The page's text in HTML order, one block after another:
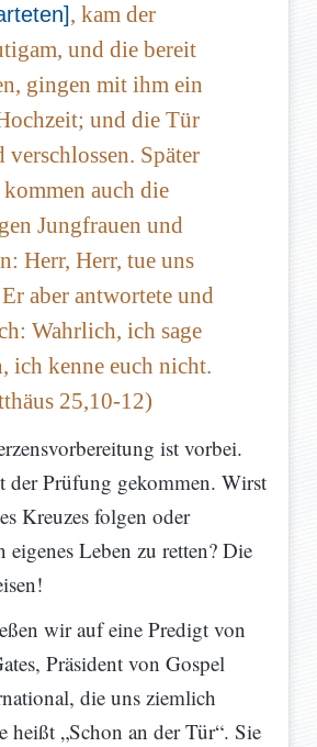
, kam der
und die bereit
gingen mit ihm ein
und die Tür
verschlossen. Später
kommen auch die
Jungfrauen und
Herr, Herr, tue uns
aber antwortete und
Wahrlich, ich sage
ich kenne euch nicht.
25,10-12)
ist vorbei.
der Prüfung gekommen. Wirst
Kreuzes folgen oder
eigenes Leben zu retten? Die
wir auf eine Predigt von
Präsident von Gospel
die uns ziemlich
heißt „Schon an der Tür“. Sie